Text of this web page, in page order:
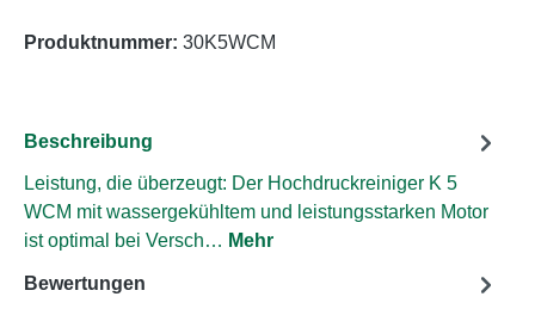
Produktnummer: 30K5WCM
Beschreibung
Leistung, die überzeugt: Der Hochdruckreiniger K 5
WCM mit wassergekühltem und leistungsstarken Motor
ist optimal bei Versch… Mehr
Bewertungen